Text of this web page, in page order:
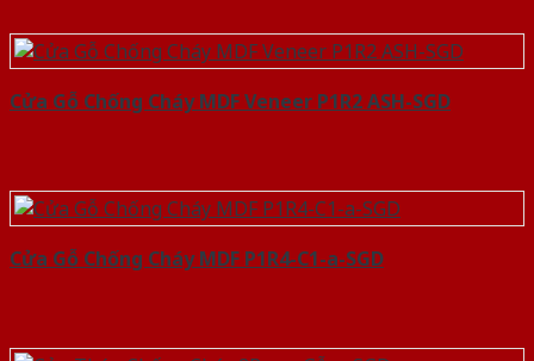
Cửa Gỗ Chống Cháy MDF Veneer P1R2 ASH-SGD
Cửa Gỗ Chống Cháy MDF P1R4-C1-a-SGD